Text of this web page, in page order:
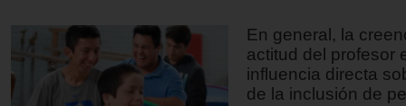
En general, la
actitud del profesor
influencia directa
de la inclusión de